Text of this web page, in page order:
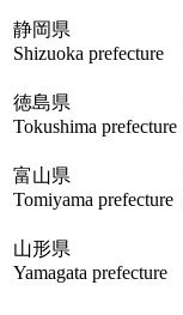
静岡県
Shizuoka prefecture
徳島県
Tokushima prefecture
富山県
Tomiyama prefecture
山形県
Yamagata prefecture